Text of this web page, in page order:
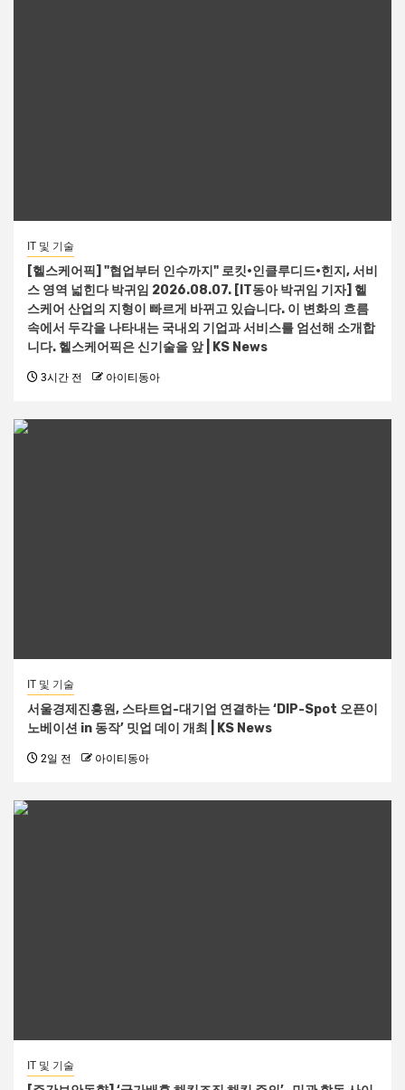
IT 및 기술
[헬스케어픽] "협업부터 인수까지" 로킷·인클루디드·힌지, 서비
스 영역 넓힌다 박귀임 2026.08.07. [IT동아 박귀임 기자] 헬
스케어 산업의 지형이 빠르게 바뀌고 있습니다. 이 변화의 흐름
속에서 두각을 나타내는 국내외 기업과 서비스를 엄선해 소개합
니다. 헬스케어픽은 신기술을 앞 | KS News
3시간 전 아이티동아
IT 및 기술
서울경제진흥원, 스타트업-대기업 연결하는 ‘DIP-Spot 오픈이
노베이션 in 동작’ 밋업 데이 개최 | KS News
2일 전 아이티동아
IT 및 기술